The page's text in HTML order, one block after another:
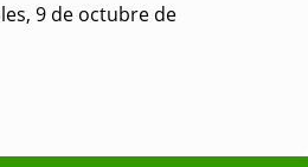
9 de octubre de